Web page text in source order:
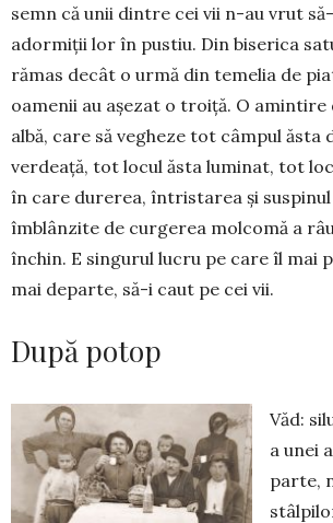
semn că unii dintre cei vii n-au vrut
adormiții lor în pustiu. Din biserica
rămas decât o urmă din temelia de
oamenii au așezat o troiță. O
albă, care să vegheze tot câmpul ăsta
verdeață, tot locul ăsta luminat, tot
în care durerea, întristarea și
îmblânzite de curgerea mol­comă a
închin. E singurul lucru pe care îl mai
mai departe, să-i caut pe cei vii.
După potop
Văd:
a unei
parte,